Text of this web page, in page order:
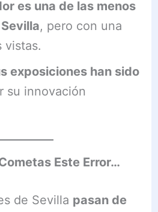
es una de las menos
, pero con una
vistas.
exposiciones han sido
su innovación
Este Error…
de Sevilla pasan de